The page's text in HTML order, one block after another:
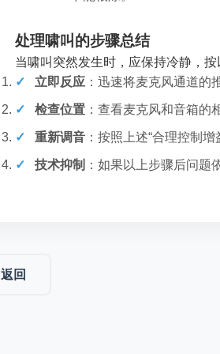
处理啸叫的步骤总结
当啸叫突然发生时，应保持冷静，按
立即反应 ：迅速将麦克风通道
检查位置 ：查看麦克风和音箱的
重新调音 ：按照上述“合理控制
技术抑制 ：如果以上步骤后问题
返回